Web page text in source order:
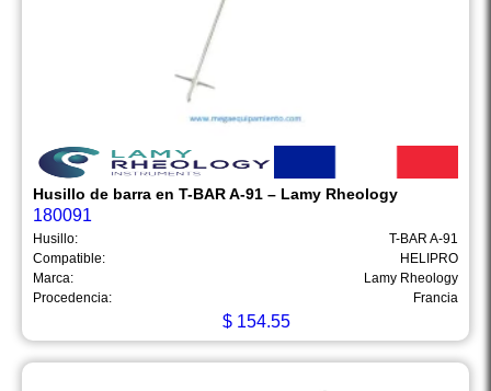
Husillo de barra en T-BAR A-91 – Lamy Rheology
180091
Husillo:
T-BAR A-91
Compatible:
HELIPRO
Marca:
Lamy Rheology
Procedencia:
Francia
$ 154.55